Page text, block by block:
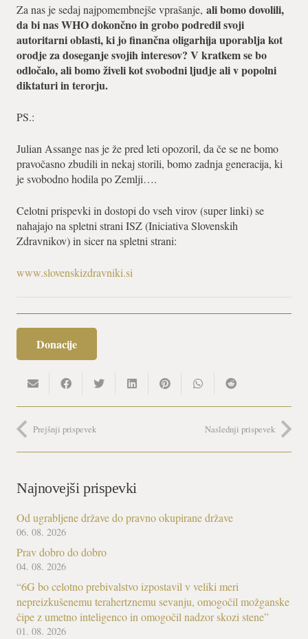
Za nas je sedaj najpomembnejše vprašanje, ali bomo dovolili,
da bi nas WHO dokončno in grobo podredil svoji
autoritarni oblasti, ki jo finančna oligarhija uporablja kot
orodje za doseganje svojih interesov? V kratkem se bo
odločalo, ali bomo živeli kot svobodni ljudje ali v popolni
diktaturi in terorju.
PS.:
Julian Assange nas je že pred leti opozoril, da če se ne bomo
pravočasno zbudili in nekaj storili, bomo zadnja generacija, ki
je svobodno hodila po Zemlji….
Celotni prispevki in dostopi do vseh virov (super linki) se
nahajajo na spletni strani ISZ (Iniciativa Slovenskih
Zdravnikov) in sicer na spletni strani:
www.slovenskizdravniki.si
Donacije
Prejšnji prispevek Naslednji prispevek
Najnovejši prispevki
Od ugrabljene države do pravno okupirane države
06. 08. 2026
Prav dobro do dobro
04. 08. 2026
“6G bo celotno prebivalstvo izpostavil v veliki meri
nepreizkušenemu terahertznemu sevanju, omogočil možganske
čipe z umetno inteligenco in omogočil nadzor skozi stene”
01. 08. 2026